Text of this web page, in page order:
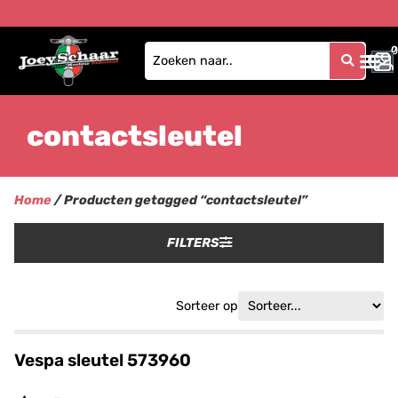
0
0
contactsleutel
Home/ Producten getagged “contactsleutel”
FILTERS
Sorteer op
Vespa sleutel 573960